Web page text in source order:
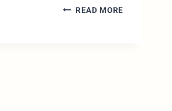
READ MOREבגדים